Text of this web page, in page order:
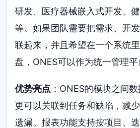
研发、医疗器械嵌入式开发、
等。如果团队需要把需求、开
联起来，并且希望在一个系统
盘，ONES可以作为统一管理平
优势亮点 ：ONES的模块之间
更可以关联到任务和缺陷，减
遗漏。报表功能支持按项目、